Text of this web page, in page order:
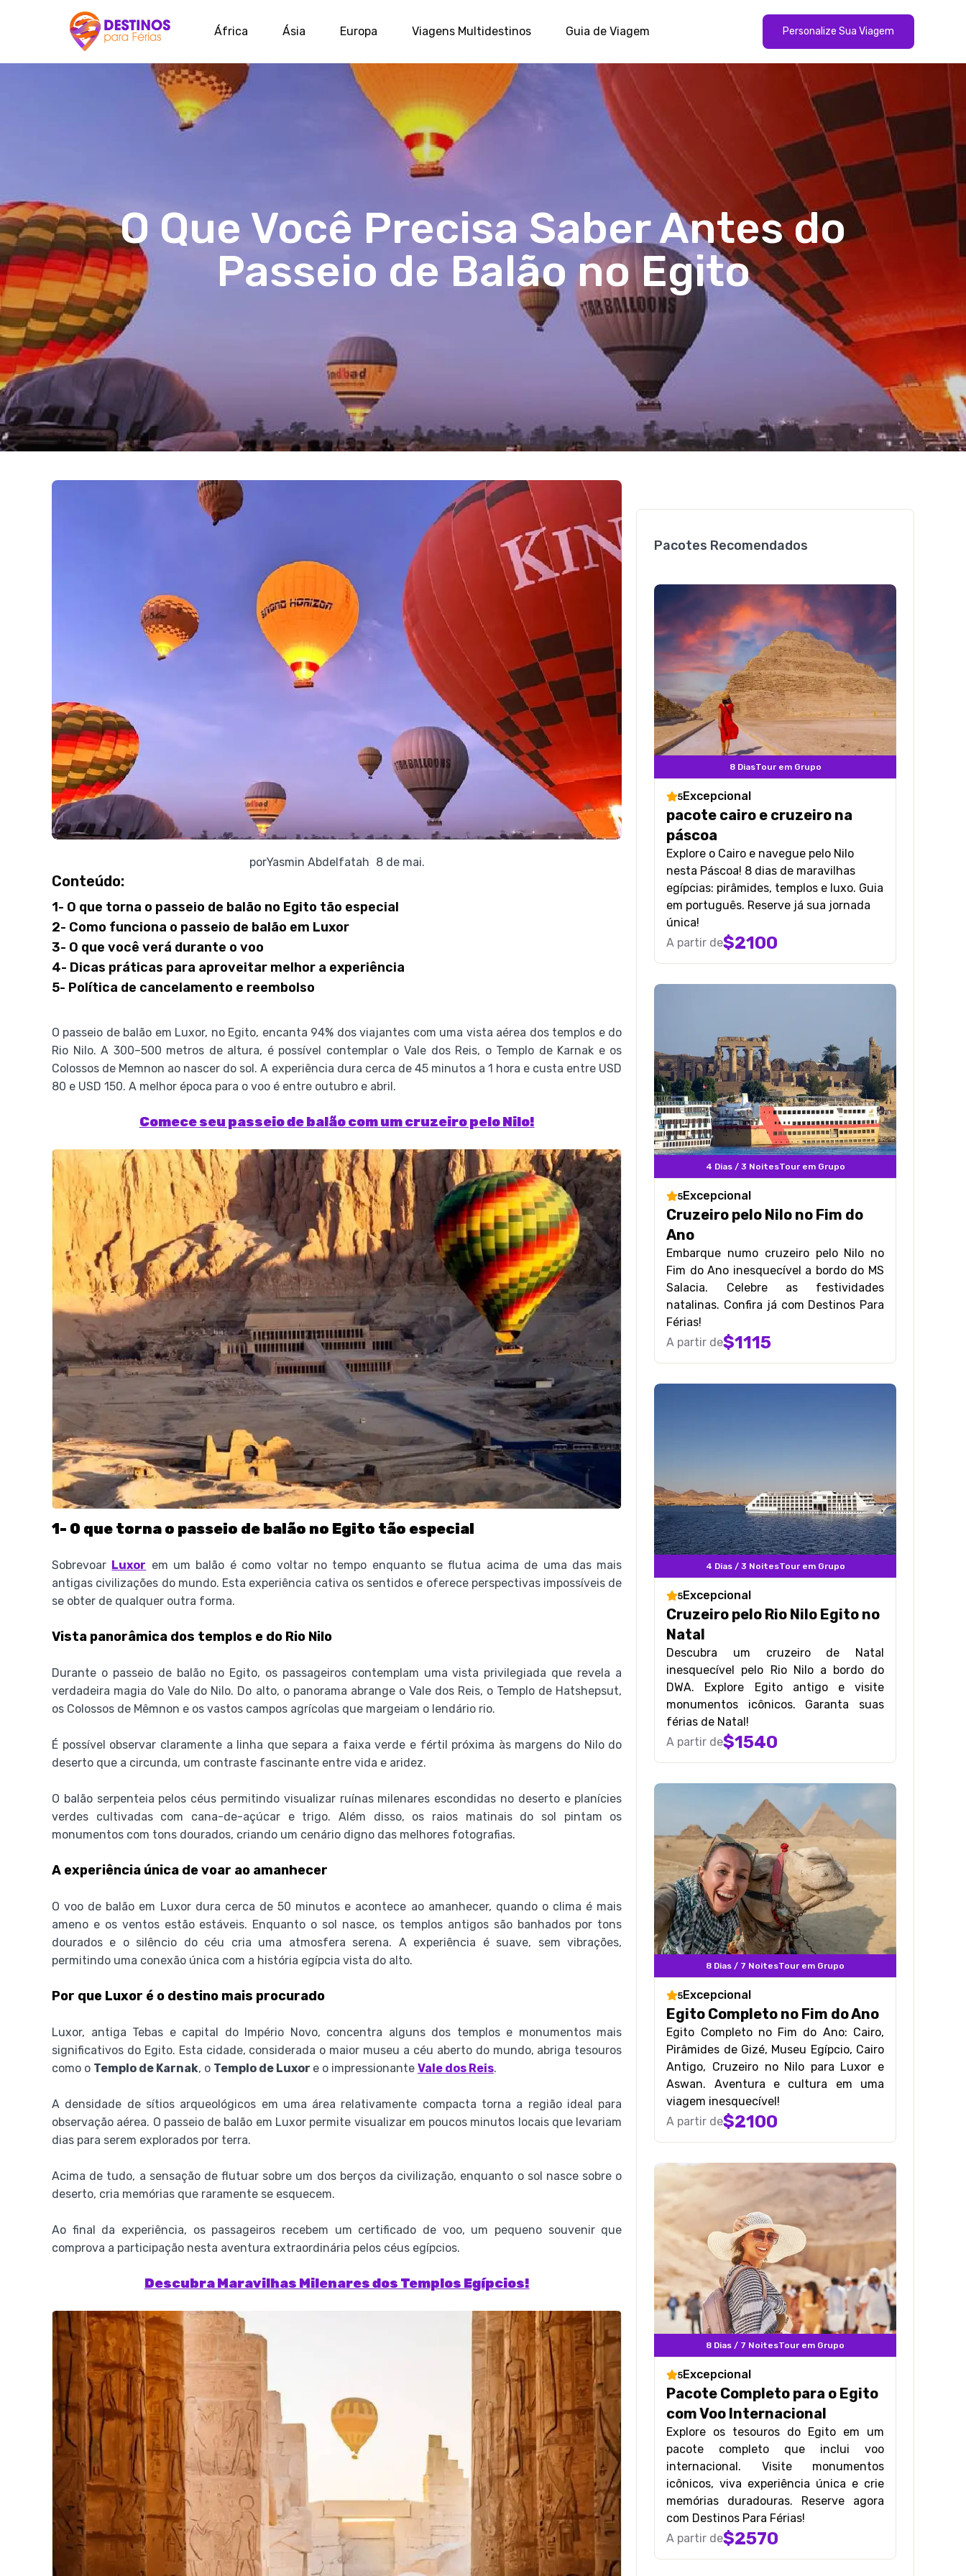
África Ásia Europa Viagens Multidestinos Guia de Viagem Personalize Sua Viagem
O Que Você Precisa Saber Antes do
Passeio de Balão no Egito
porYasmin Abdelfatah 8 de mai.
Conteúdo:
1- O que torna o passeio de balão no Egito tão especial
2- Como funciona o passeio de balão em Luxor
3- O que você verá durante o voo
4- Dicas práticas para aproveitar melhor a experiência
5- Política de cancelamento e reembolso
O passeio de balão em Luxor, no Egito, encanta 94% dos viajantes com uma vista aérea dos templos e do
Rio Nilo. A 300–500 metros de altura, é possível contemplar o Vale dos Reis, o Templo de Karnak e os
Colossos de Memnon ao nascer do sol. A experiência dura cerca de 45 minutos a 1 hora e custa entre USD
80 e USD 150. A melhor época para o voo é entre outubro e abril.
Comece seu passeio de balão com um cruzeiro pelo Nilo!
1- O que torna o passeio de balão no Egito tão especial
Sobrevoar Luxor em um balão é como voltar no tempo enquanto se flutua acima de uma das mais
antigas civilizações do mundo. Esta experiência cativa os sentidos e oferece perspectivas impossíveis de
se obter de qualquer outra forma.
Vista panorâmica dos templos e do Rio Nilo
Durante o passeio de balão no Egito, os passageiros contemplam uma vista privilegiada que revela a
verdadeira magia do Vale do Nilo. Do alto, o panorama abrange o Vale dos Reis, o Templo de Hatshepsut,
os Colossos de Mêmnon e os vastos campos agrícolas que margeiam o lendário rio.
É possível observar claramente a linha que separa a faixa verde e fértil próxima às margens do Nilo do
deserto que a circunda, um contraste fascinante entre vida e aridez.
O balão serpenteia pelos céus permitindo visualizar ruínas milenares escondidas no deserto e planícies
verdes cultivadas com cana-de-açúcar e trigo. Além disso, os raios matinais do sol pintam os
monumentos com tons dourados, criando um cenário digno das melhores fotografias.
A experiência única de voar ao amanhecer
O voo de balão em Luxor dura cerca de 50 minutos e acontece ao amanhecer, quando o clima é mais
ameno e os ventos estão estáveis. Enquanto o sol nasce, os templos antigos são banhados por tons
dourados e o silêncio do céu cria uma atmosfera serena. A experiência é suave, sem vibrações,
permitindo uma conexão única com a história egípcia vista do alto.
Por que Luxor é o destino mais procurado
Luxor, antiga Tebas e capital do Império Novo, concentra alguns dos templos e monumentos mais
significativos do Egito. Esta cidade, considerada o maior museu a céu aberto do mundo, abriga tesouros
como o Templo de Karnak, o Templo de Luxor e o impressionante Vale dos Reis.
A densidade de sítios arqueológicos em uma área relativamente compacta torna a região ideal para
observação aérea. O passeio de balão em Luxor permite visualizar em poucos minutos locais que levariam
dias para serem explorados por terra.
Acima de tudo, a sensação de flutuar sobre um dos berços da civilização, enquanto o sol nasce sobre o
deserto, cria memórias que raramente se esquecem.
Ao final da experiência, os passageiros recebem um certificado de voo, um pequeno souvenir que
comprova a participação nesta aventura extraordinária pelos céus egípcios.
Descubra Maravilhas Milenares dos Templos Egípcios!
Pacotes Recomendados
8 DiasTour em Grupo
5Excepcional
pacote cairo e cruzeiro na
páscoa
Explore o Cairo e navegue pelo Nilo
nesta Páscoa! 8 dias de maravilhas
egípcias: pirâmides, templos e luxo. Guia
em português. Reserve já sua jornada
única!
A partir de$2100
4 Dias / 3 NoitesTour em Grupo
5Excepcional
Cruzeiro pelo Nilo no Fim do
Ano
Embarque numo cruzeiro pelo Nilo no
Fim do Ano inesquecível a bordo do MS
Salacia. Celebre as festividades
natalinas. Confira já com Destinos Para
Férias!
A partir de$1115
4 Dias / 3 NoitesTour em Grupo
5Excepcional
Cruzeiro pelo Rio Nilo Egito no
Natal
Descubra um cruzeiro de Natal
inesquecível pelo Rio Nilo a bordo do
DWA. Explore Egito antigo e visite
monumentos icônicos. Garanta suas
férias de Natal!
A partir de$1540
8 Dias / 7 NoitesTour em Grupo
5Excepcional
Egito Completo no Fim do Ano
Egito Completo no Fim do Ano: Cairo,
Pirâmides de Gizé, Museu Egípcio, Cairo
Antigo, Cruzeiro no Nilo para Luxor e
Aswan. Aventura e cultura em uma
viagem inesquecível!
A partir de$2100
8 Dias / 7 NoitesTour em Grupo
5Excepcional
Pacote Completo para o Egito
com Voo Internacional
Explore os tesouros do Egito em um
pacote completo que inclui voo
internacional. Visite monumentos
icônicos, viva experiência única e crie
memórias duradouras. Reserve agora
com Destinos Para Férias!
A partir de$2570